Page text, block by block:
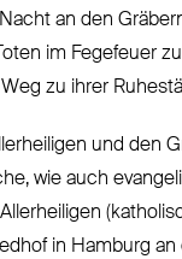
an den
im Fegefeuer
zu ihrer
und den
wie auch
in Hamburg